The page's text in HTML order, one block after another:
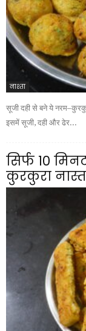
नाश्ता
सूजी दही से बने ये
इसमें सूजी, दही और ढेर...
सिर्फ 10
कुरकुरा